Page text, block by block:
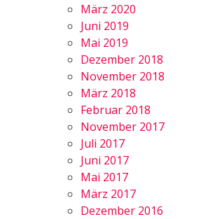
März 2020
Juni 2019
Mai 2019
Dezember 2018
November 2018
März 2018
Februar 2018
November 2017
Juli 2017
Juni 2017
Mai 2017
März 2017
Dezember 2016